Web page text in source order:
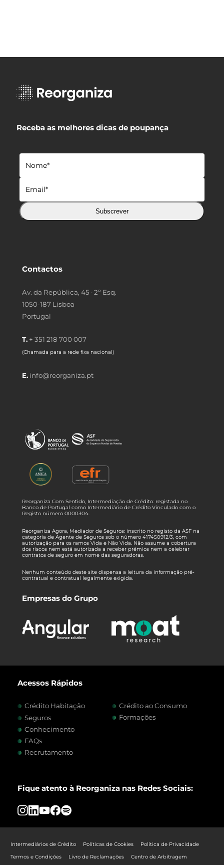
Receba as melhores dicas de poupança
Subscrever
Contactos
Av. da República, 45 · 2º Esq.
1050-187 Lisboa
Portugal
T. + 351 218 700 007
(Chamada para a rede fixa nacional)
E. info@reorganiza.pt
Reorganiza Com Sentido, Intermediação de Crédito: registada no
Banco de Portugal como Intermediário de Crédito Vinculado com o
Registo número 0000304.
Reorganiza Agora, Mediador de Seguros: inscrito no registo da ASF na
categoria de Agente de Seguros sob o número 417450912/3, com
autorização para os ramos Vida e Não Vida. Não assume a cobertura
dos riscos nem está autorizada a receber prémios nem a celebrar
contratos de seguro em nome das seguradoras.
Nenhum conteúdo deste site dispensa a leitura da informação pré-
contratual e contratual legalmente exigida.
Empresas do Grupo
Acessos Rápidos
Crédito Habitação
Crédito ao Consumo
Seguros
Formações
Conhecimento
FAQs
Recrutamento
Fique atento à Reorganiza nas Redes Sociais:
Intermediários de Crédito Políticas de Cookies
Política de Privacidade
Termos e Condições
Livro de Reclamações Centro de Arbitragem